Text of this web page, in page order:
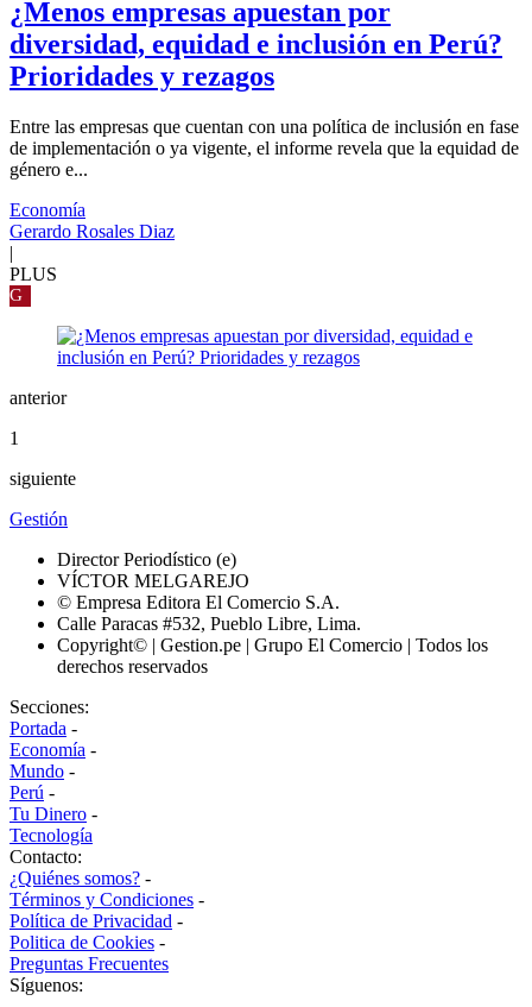
¿Menos empresas apuestan por
diversidad, equidad e inclusión en Perú?
Prioridades y rezagos
Entre las empresas que cuentan con una política de inclusión en fase
de implementación o ya vigente, el informe revela que la equidad de
género e...
Economía
Gerardo Rosales Diaz
|
PLUS
G
anterior
1
siguiente
Gestión
Director Periodístico (e)
VÍCTOR MELGAREJO
© Empresa Editora El Comercio S.A.
Calle Paracas #532, Pueblo Libre, Lima.
Copyright© | Gestion.pe | Grupo El Comercio | Todos los
derechos reservados
Secciones:
Portada -
Economía -
Mundo -
Perú -
Tu Dinero -
Tecnología
Contacto:
¿Quiénes somos? -
Términos y Condiciones -
Política de Privacidad -
Politica de Cookies -
Preguntas Frecuentes
Síguenos: